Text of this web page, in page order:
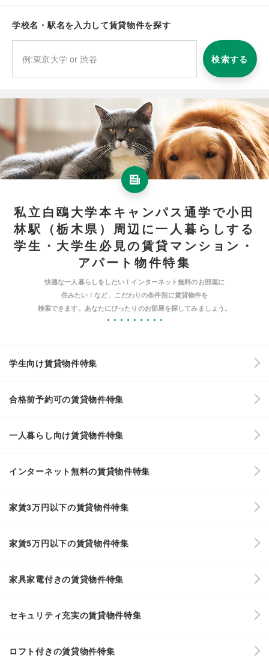
学校名・駅名を入力して賃貸物件を探す
検索する
私立白鴎大学本キャンパス通学で小田
林駅（栃木県）周辺に一人暮らしする
学生・大学生必見の賃貸マンション・
アパート物件特集
快適な一人暮らしをしたい！インターネット無料のお部屋に
住みたい！など、こだわりの条件別に賃貸物件を
検索できます。あなたにぴったりのお部屋を探してみましょう。
学生向け賃貸物件特集
合格前予約可の賃貸物件特集
一人暮らし向け賃貸物件特集
インターネット無料の賃貸物件特集
家賃3万円以下の賃貸物件特集
家賃5万円以下の賃貸物件特集
家具家電付きの賃貸物件特集
セキュリティ充実の賃貸物件特集
ロフト付きの賃貸物件特集